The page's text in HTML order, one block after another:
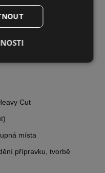
leštidly jako první
stopy po broušení a
s leštícími pastami
vysokovýkonných
spolehlivých a ultra
Cut
místa
přípravku, tvorbě